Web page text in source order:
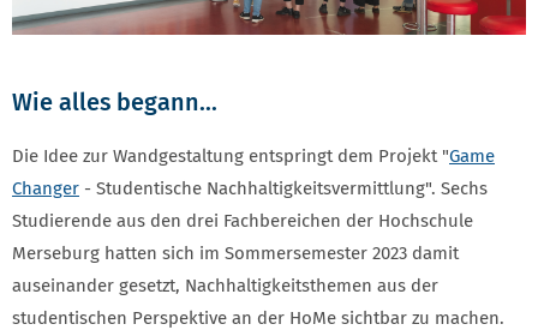
Wie alles begann...
Die Idee zur Wandgestaltung entspringt dem Projekt "Game
Changer - Studentische Nachhaltigkeitsvermittlung". Sechs
Studierende aus den drei Fachbereichen der Hochschule
Merseburg hatten sich im Sommersemester 2023 damit
auseinander gesetzt, Nachhaltigkeitsthemen aus der
studentischen Perspektive an der HoMe sichtbar zu machen.